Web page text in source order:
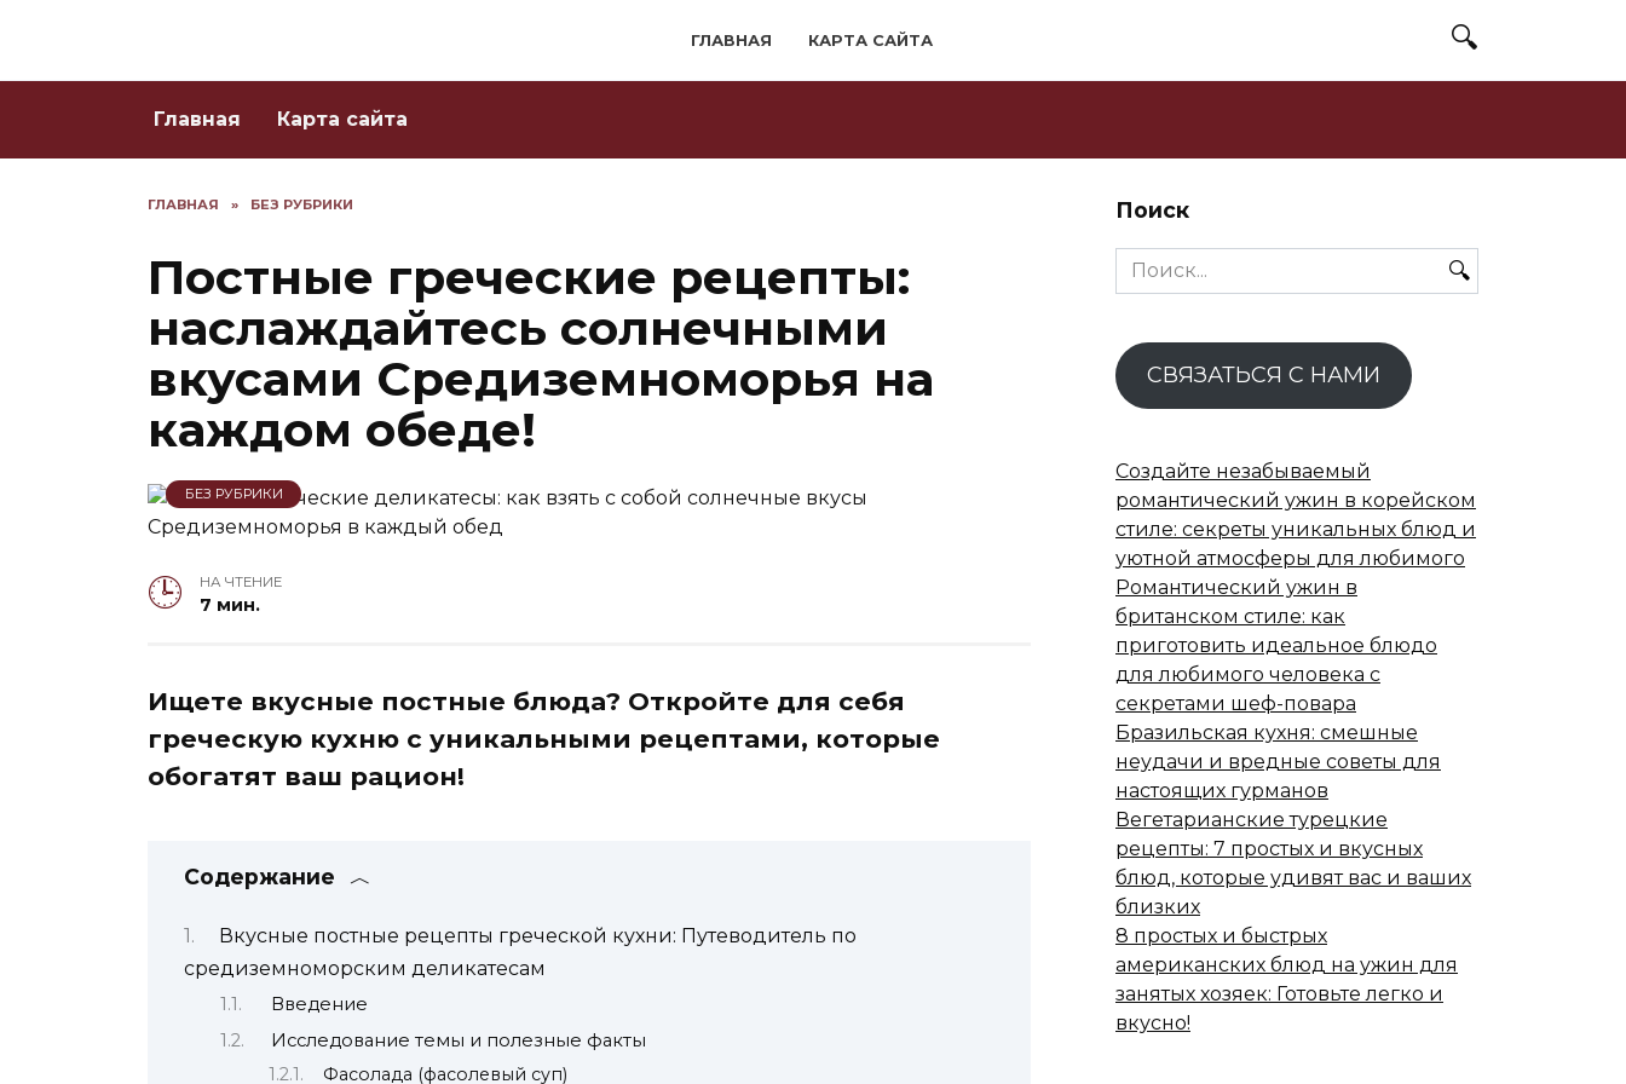
ГЛАВНАЯ КАРТА САЙТА
Главная Карта сайта
ГЛАВНАЯ » БЕЗ РУБРИКИ
Постные греческие рецепты:
наслаждайтесь солнечными
вкусами Средиземноморья на
каждом обеде!
БЕЗ РУБРИКИ
НА ЧТЕНИЕ
7 мин.
Ищете вкусные постные блюда? Откройте для себя
греческую кухню с уникальными рецептами, которые
обогатят ваш рацион!
Содержание
Вкусные постные рецепты греческой кухни: Путеводитель по
средиземноморским деликатесам
Введение
Исследование темы и полезные факты
Фасолада (фасолевый суп)
Поиск
Search
for:
СВЯЗАТЬСЯ С НАМИ
Создайте незабываемый
романтический ужин в корейском
стиле: секреты уникальных блюд и
уютной атмосферы для любимого
Романтический ужин в
британском стиле: как
приготовить идеальное блюдо
для любимого человека с
секретами шеф-повара
Бразильская кухня: смешные
неудачи и вредные советы для
настоящих гурманов
Вегетарианские турецкие
рецепты: 7 простых и вкусных
блюд, которые удивят вас и ваших
близких
8 простых и быстрых
американских блюд на ужин для
занятых хозяек: Готовьте легко и
вкусно!